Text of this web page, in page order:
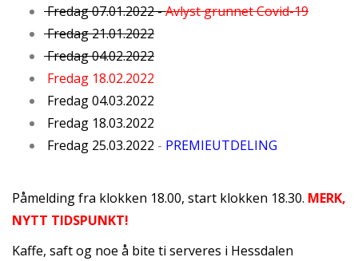
Fredag 07.01.2022 -Avlyst grunnet Covid-19
Fredag 21.01.2022
Fredag 04.02.2022
Fredag 18.02.2022
Fredag 04.03.2022
Fredag 18.03.2022
Fredag 25.03.2022 - PREMIEUTDELING
Påmelding fra klokken 18.00, start klokken 18.30. MERK,
NYTT TIDSPUNKT!
Kaffe, saft og noe å bite ti serveres i Hessdalen